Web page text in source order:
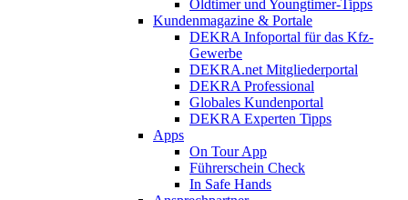
Oldtimer und Youngtimer-Tipps
Kundenmagazine & Portale
DEKRA Infoportal für das Kfz-
Gewerbe
DEKRA.net Mitgliederportal
DEKRA Professional
Globales Kundenportal
DEKRA Experten Tipps
Apps
On Tour App
Führerschein Check
In Safe Hands